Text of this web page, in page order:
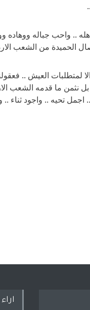
.. واحب جباله ووهاده
الحميدة من الشعب
لمتطلبات العيش ..
نثمن ما قدمه الشعب
تحيه .. واجود ثناء ..